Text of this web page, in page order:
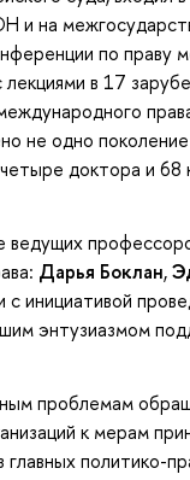
и на
по праву
лекциями в 17
нe одно поколение
доктора и 68
ведущих
Дарья Боклан,
инициативой
энтузиазмом
проблемам
к мерам
политико-